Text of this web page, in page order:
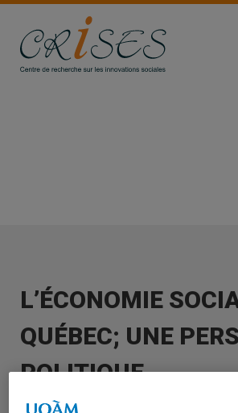
Aller
contenu
principal
L’ÉCONOMIE
QUÉBEC; UNE
POLITIQUE